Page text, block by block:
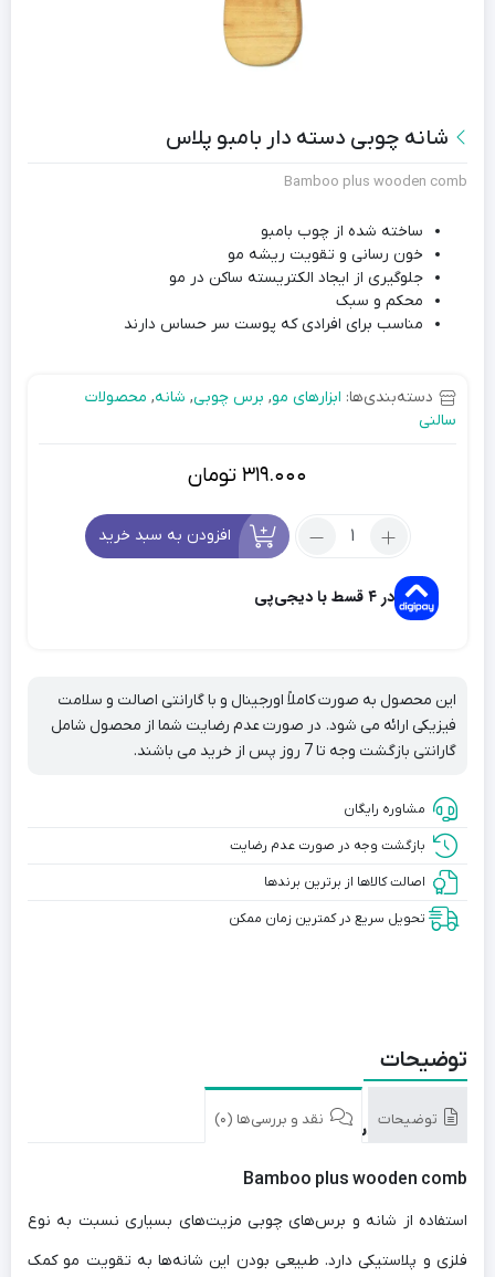
شانه چوبی دسته دار بامبو پلاس
Bamboo plus wooden comb
ساخته شده از چوب بامبو
خون رسانی و تقویت ریشه مو
جلوگیری از ایجاد الکتریسته ساکن در مو
محکم و سبک
مناسب برای افرادی که پوست سر حساس دارند
دسته‌بندی‌ها: ابزارهای مو, برس چوبی, شانه, محصولات
سالنی
319.000 تومان
تعداد:
دسته
افزودن به سبد خرید
در ۴ قسط با دیجی‌پی
این محصول به صورت کاملاً اورجینال و با گارانتی اصالت و سلامت
فیزیکی ارائه می شود. در صورت عدم رضایت شما از محصول شامل
گارانتی بازگشت وجه تا 7 روز پس از خرید می باشند.
مشاوره رایگان
بازگشت وجه در صورت عدم رضایت
اصالت کالاها از برترین برندها
تحویل سریع در کمترین زمان ممکن
توضیحات نقد و بررسی‌ها (0)
توضیحات
شانه چوبی دسته دار بامبو پلاس
Bamboo plus wooden comb
استفاده از شانه و برس‌های چوبی مزیت‌های بسیاری نسبت به نوع
فلزی و پلاستیکی دارد. طبیعی بودن این شانه‌ها به تقویت مو کمک